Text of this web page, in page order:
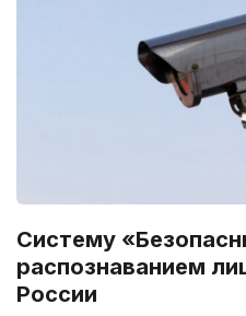
Систему
распознаванием
России